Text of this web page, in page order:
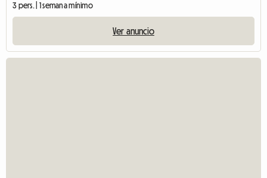
3 pers. | 1 semana mínimo
Ver anuncio